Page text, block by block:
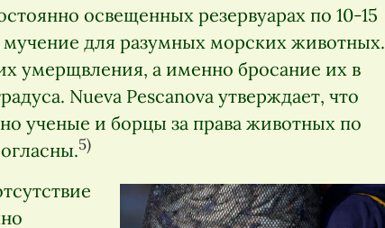
освещенных резервуарах по 10-15
для разумных морских животных.
умерщвления, а именно бросание их в
Nueva Pescanova утверждает, что
ученые и борцы за права животных по
5)